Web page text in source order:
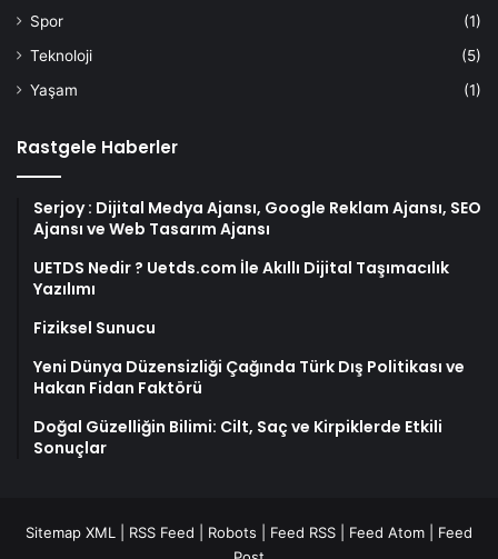
Spor
(1)
Teknoloji
(5)
Yaşam
(1)
Rastgele Haberler
Serjoy : Dijital Medya Ajansı, Google Reklam Ajansı, SEO
Ajansı ve Web Tasarım Ajansı
UETDS Nedir ? Uetds.com İle Akıllı Dijital Taşımacılık
Yazılımı
Fiziksel Sunucu
Yeni Dünya Düzensizliği Çağında Türk Dış Politikası ve
Hakan Fidan Faktörü
Doğal Güzelliğin Bilimi: Cilt, Saç ve Kirpiklerde Etkili
Sonuçlar
Sitemap XML RSS Feed Robots Feed RSS Feed Atom
Feed